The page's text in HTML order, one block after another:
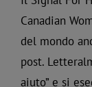
Canadian
del mondo
post.
aiuto” e si